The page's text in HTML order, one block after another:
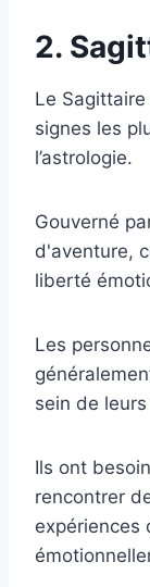
2.
Le Sagittaire
signes les
l’astrologie.
Gouverné
d'aventure,
liberté
Les
sein de
Ils ont
rencontrer
expériences